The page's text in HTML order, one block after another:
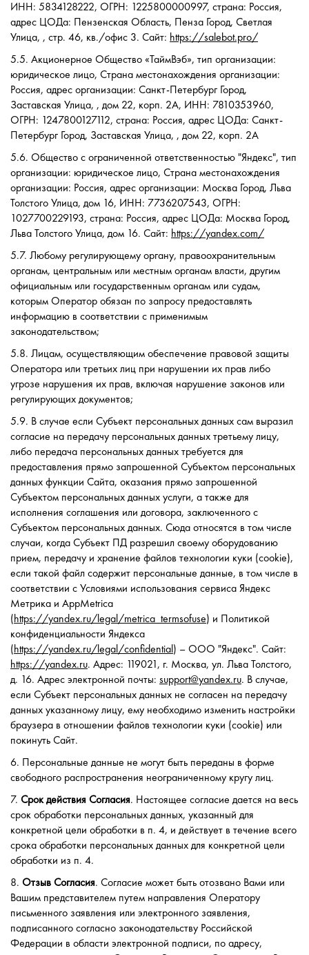
ИНН: 5834128222, ОГРН: 1225800000997, cтрана: Россия,
адрес ЦОДа: Пензенская Область, Пенза Город, Светлая
Улица, , стр. 46, кв./офис 3. Сайт: https://salebot.pro/
5.5. Акционерное Общество «ТаймВэб», тип организации:
юридическое лицо, Страна местонахождения организации:
Россия, адрес организации: Санкт-Петербург Город,
Заставская Улица, , дом 22, корп. 2А, ИНН: 7810353960,
ОГРН: 1247800127112, cтрана: Россия, адрес ЦОДа: Санкт-
Петербург Город, Заставская Улица, , дом 22, корп. 2А
5.6. Общество с ограниченной ответственностью "Яндекс", тип
организации: юридическое лицо, Страна местонахождения
организации: Россия, адрес организации: Москва Город, Льва
Толстого Улица, дом 16, ИНН: 7736207543, ОГРН:
1027700229193, страна: Россия, адрес ЦОДа: Москва Город,
Льва Толстого Улица, дом 16. Сайт: https://yandex.com/
5.7. Любому регулирующему органу, правоохранительным
органам, центральным или местным органам власти, другим
официальным или государственным органам или судам,
которым Оператор обязан по запросу предоставлять
информацию в соответствии с применимым
законодательством;
5.8. Лицам, осуществляющим обеспечение правовой защиты
Оператора или третьих лиц при нарушении их прав либо
угрозе нарушения их прав, включая нарушение законов или
регулирующих документов;
5.9. В случае если Субъект персональных данных сам выразил
согласие на передачу персональных данных третьему лицу,
либо передача персональных данных требуется для
предоставления прямо запрошенной Субъектом персональных
данных функции Сайта, оказания прямо запрошенной
Субъектом персональных данных услуги, а также для
исполнения соглашения или договора, заключенного с
Субъектом персональных данных. Сюда относятся в том числе
случаи, когда Субъект ПД разрешил своему оборудованию
прием, передачу и хранение файлов технологии куки (cookie),
если такой файл содержит персональные данные, в том числе в
соответствии с Условиями использования сервиса Яндекс
Метрика и AppMetrica
( https://yandex.ru/legal/metrica_termsofuse) и Политикой
конфиденциальности Яндекса
( https://yandex.ru/legal/confidential ) – ООО "Яндекс". Сайт:
https://yandex.ru. Адрес: 119021, г. Москва, ул. Льва Толстого,
д. 16. Адрес электронной почты: support@yandex.ru. В случае,
если Субъект персональных данных не согласен на передачу
данных указанному лицу, ему необходимо изменить настройки
браузера в отношении файлов технологии куки (cookie) или
покинуть Сайт.
6. Персональные данные не могут быть переданы в форме
свободного распространения неограниченному кругу лиц.
7. Срок действия Согласия. Настоящее согласие дается на весь
срок обработки персональных данных, указанный для
конкретной цели обработки в п. 4, и действует в течение всего
срока обработки персональных данных для конкретной цели
обработки из п. 4.
8. Отзыв Согласия. Согласие может быть отозвано Вами или
Вашим представителем путем направления Оператору
письменного заявления или электронного заявления,
подписанного согласно законодательству Российской
Федерации в области электронной подписи, по адресу,